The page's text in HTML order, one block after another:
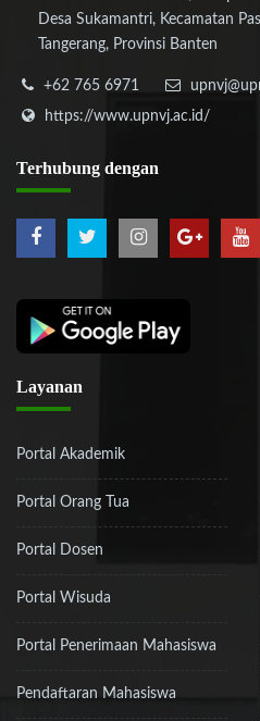
Desa Sukamantri, Kecamatan
Tangerang, Provinsi Banten
+62 765 6971
https://www.upnvj.ac.id/
Terhubung dengan
Layanan
Portal Akademik
Portal Orang Tua
Portal Dosen
Portal Wisuda
Portal Penerimaan Mahasiswa
Pendaftaran Mahasiswa